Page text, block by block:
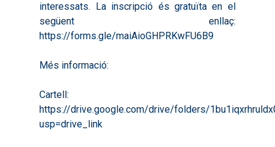
interessats. La inscripció és gratuïta en el
següent enllaç:
https://forms.gle/maiAioGHPRKwFU6B9
Més informació:
Cartell:
https://drive.google.com/drive/folders/
usp=drive_link